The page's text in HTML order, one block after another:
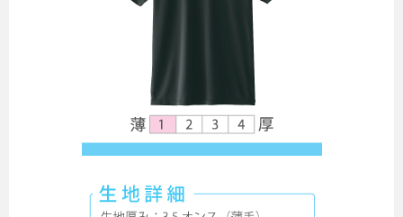
FAX用紙のダウンロード